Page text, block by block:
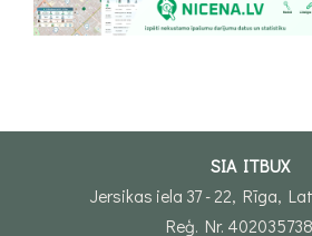
SIA ITBUX
Jersikas iela 37 - 22, Rīga,
Reģ. Nr.